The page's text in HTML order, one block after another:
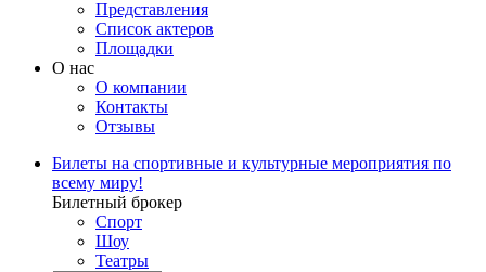
Представления
Список актеров
Площадки
О нас
О компании
Контакты
Отзывы
Билеты на спортивные и культурные мероприятия по
всему миру!
Билетный брокер
Спорт
Шоу
Театры